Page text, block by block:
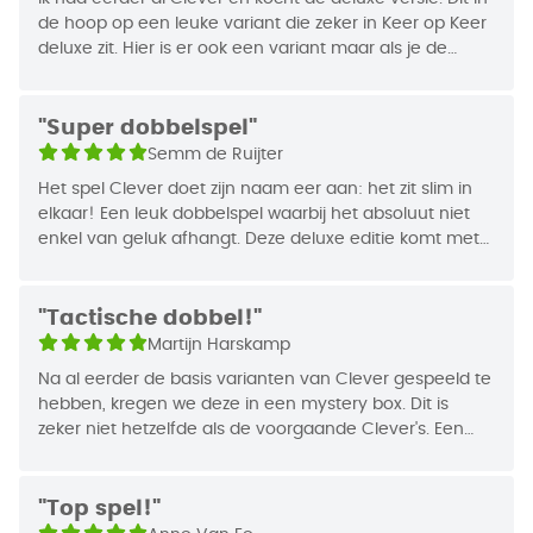
Wie speelt er Clever Deluxe?
Spelers die nog meer uitdaging willen, kunnen de
achterkanten van de tableaus proberen. Die
bevatten andere categorieën en maken het spel
nog interessanter! Perfect cadeauartikel voor de
ware Clever-fan!
Hoe speel je Clever Deluxe?
Per beurt dobbel je drie keer, waarna je telkens één
in of kruis je aan. Elke lagere dobbelsteen dan
degene die je kiest gaat naar het dienblad,
Hoe slimmer je kiest, hoe meer kans je hebt op het
de hoop op een leuke variant die zeker in Keer op Keer
deluxe zit. Hier is er ook een variant maar als je de
net wat grotere dobbelstenen is wel erg leuk.
"Super dobbelspel"
Semm de Ruijter
Het spel Clever doet zijn naam eer aan: het zit slim in
elkaar! Een leuk dobbelspel waarbij het absoluut niet
enkel van geluk afhangt. Deze deluxe editie komt met
"Tactische dobbel!"
Martijn Harskamp
Na al eerder de basis varianten van Clever gespeeld te
hebben, kregen we deze in een mystery box. Dit is
zeker niet hetzelfde als de voorgaande Clever's. Een
"Top spel!"